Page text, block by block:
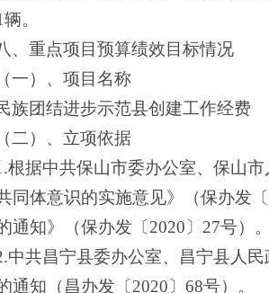
。
、重点项目预算绩效目标情况
（一）、项目名称
族团结进步示范县创建工作经费
（二）、立项依据
根据中共保山市委办公室、保山
同体意识的实施意见》（保办发
通知》（保办发〔2020〕27号）
中共昌宁县委办公室、昌宁县人
通知（昌办发〔2020〕68号）。